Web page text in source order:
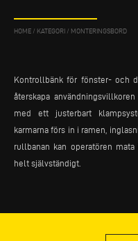
HOME / KATEGORI / MONTERINGSBORD
Kontrollbänk för fönster- och
återskapa
med ett justerbart
karmarna förs in i ramen,
rullbanan kan operatören
helt självständigt.